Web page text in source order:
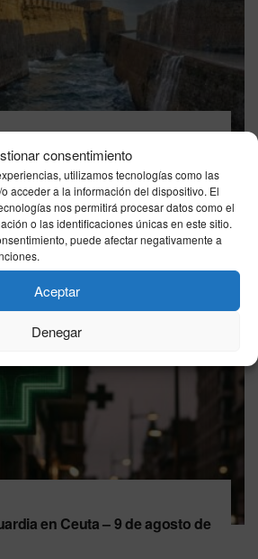
consentimiento
utilizamos tecnologías como las
acceder a la información del dispositivo. El
nos permitirá procesar datos como el
o las identificaciones únicas en este sitio.
puede afectar negativamente a
Aceptar
Denegar
hoy, domingo 9 de agosto: la
poco nuboso, 29°C de
de 15 km/h
en Ceuta – 9 de agosto de